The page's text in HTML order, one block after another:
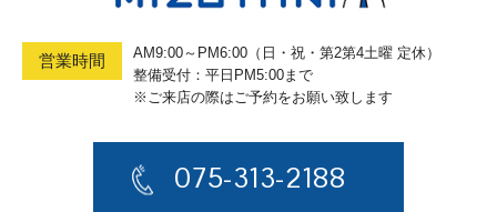
1月5日（月）は9時～13時
1月7日（水）は10時～18時の営業となります。
●京都南インター店
1月5日（月）は9時～13時
営業時間
AM9:00～PM6:00（日・祝・第2第4土曜 定休）
整備受付：平日PM5:00まで
※ご来店の際はご予約をお願い致します
075-313-2188